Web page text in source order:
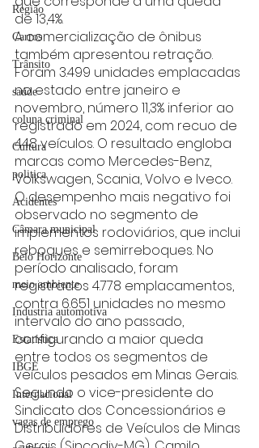
Região
Carros
Trânsito
saúde
coluna criminal
Cultura
politica
Acidentes
Câmara municipal
Belo Horizonte
meio ambiente
Industria automotiva
Estatística
IBGE
Internacional
vagas de emprego
de 13,4%.
A comercialização de ônibus
também apresentou retração.
Foram 3.499 unidades emplacadas
no estado entre janeiro e
novembro, número 11,3% inferior ao
registrado em 2024, com recuo de
448 veículos. O resultado engloba
marcas como Mercedes-Benz,
Volkswagen, Scania, Volvo e Iveco.
O desempenho mais negativo foi
observado no segmento de
implementos rodoviários, que inclui
reboques e semirreboques. No
período analisado, foram
registrados 4.778 emplacamentos,
contra 6.651 unidades no mesmo
intervalo do ano passado,
configurando a maior queda
entre todos os segmentos de
veículos pesados em Minas Gerais.
Segundo o vice-presidente do
Sindicato dos Concessionários e
Distribuidores de Veículos de Minas